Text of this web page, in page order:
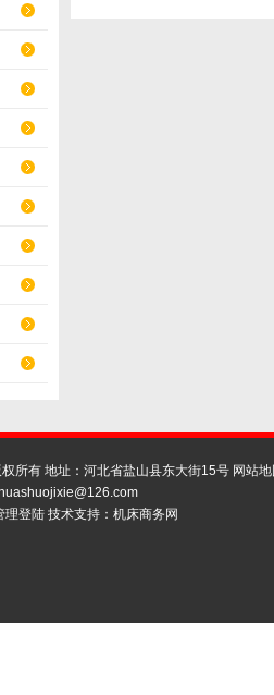
所有 地址：河北省盐山县东大街15号 网站
huashuojixie@126.com
理登陆 技术支持： 机床商务网